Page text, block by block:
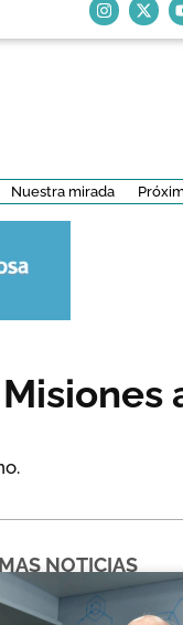
Nuestra mirada
NOTICIAS